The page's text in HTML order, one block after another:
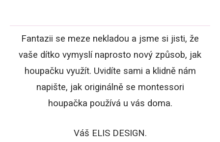
Fantazii se meze nekladou a jsme si jisti, že
vaše dítko vymyslí naprosto nový způsob, jak
houpačku využít. Uvidíte sami a klidně nám
napište, jak originálně se montessori
houpačka používá u vás doma.
Váš ELIS DESIGN.